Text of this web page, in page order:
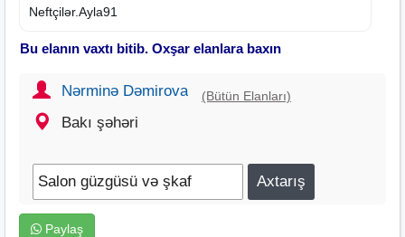
Neftçilər.Ayla91
Bu elanın vaxtı bitib. Oxşar elanlara baxın
Nərminə Dəmirova (Bütün Elanları)
Bakı şəhəri
Paylaş